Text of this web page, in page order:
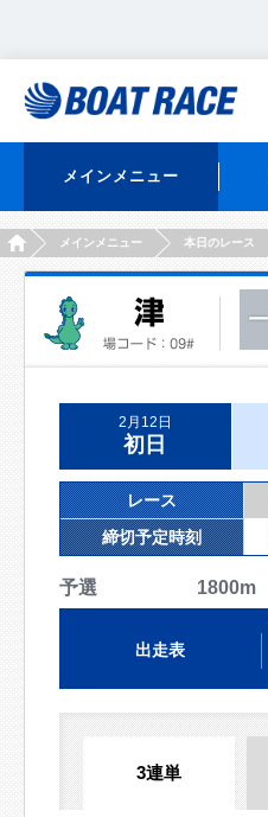
メインメニュー
HOMEメインメニュー 本日のレース
2月12日
初日
レース
締切予定時刻
予選 1800m
出走表
3連単